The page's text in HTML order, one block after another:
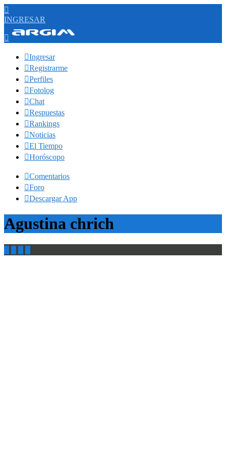

INGRESAR

Ingresar
Registrarme
Perfiles
Fotolog
Chat
Respuestas
Rankings
Noticias
El Tiempo
Horóscopo
Comentarios
Foro
Descargar App
Agustina chrich